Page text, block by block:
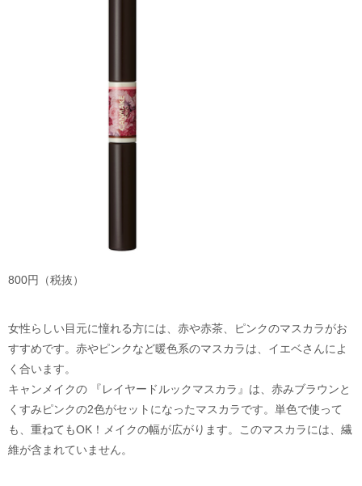
800円（税抜）
女性らしい目元に憧れる方には、赤や赤茶、ピンクのマスカラがお
すすめです。赤やピンクなど暖色系のマスカラは、イエベさんによ
く合います。
キャンメイクの 『レイヤードルックマスカラ』は、赤みブラウンと
くすみピンクの2色がセットになったマスカラです。単色で使って
も、重ねてもOK！メイクの幅が広がります。このマスカラには、繊
維が含まれていません。